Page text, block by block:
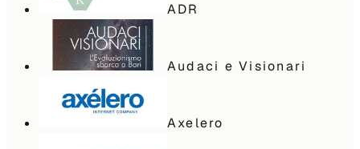
ADR
Audaci e Visionari
Axelero